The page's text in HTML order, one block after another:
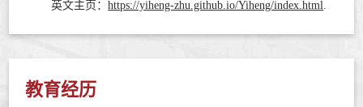
英文主页：https://yiheng-zhu.github.io/Yiheng/index.html
教育经历